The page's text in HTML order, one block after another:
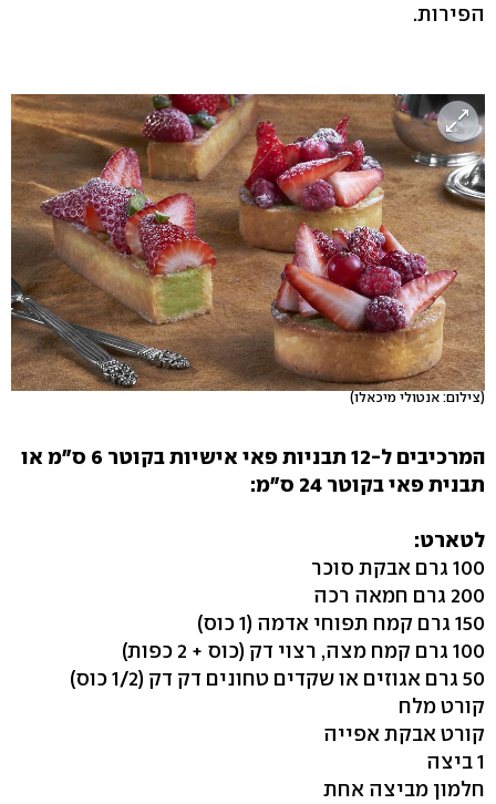
הפירות.
(צילום: אנטולי מיכאלו)
המרכיבים ל-12 תבניות פאי אישיות בקוטר 6 ס"מ או
תבנית פאי בקוטר 24 ס"מ:
לטארט:
100 גרם אבקת סוכר
200 גרם חמאה רכה
150 גרם קמח תפוחי אדמה (1 כוס)
100 גרם קמח מצה, רצוי דק (כוס + 2 כפות)
50 גרם אגוזים או שקדים טחונים דק דק (1/2 כוס)
קורט מלח
קורט אבקת אפייה
1 ביצה
חלמון מביצה אחת